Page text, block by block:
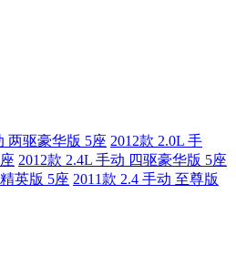
两驱豪华版 5座 2012款 2.0L 手
2012款 2.4L 手动 四驱豪华版 5座
英版 5座 2011款 2.4 手动 至尊版